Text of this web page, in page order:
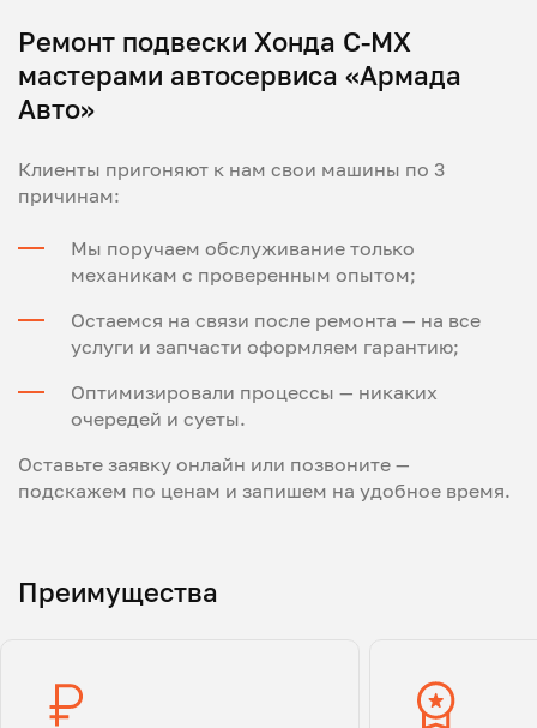
Ремонт подвески Хонда С-МХ
мастерами автосервиса «Армада
Авто»
Клиенты пригоняют к нам свои машины по 3
причинам:
Мы поручаем обслуживание только
механикам с проверенным опытом;
Остаемся на связи после ремонта — на все
услуги и запчасти оформляем гарантию;
Оптимизировали процессы — никаких
очередей и суеты.
Оставьте заявку онлайн или позвоните —
подскажем по ценам и запишем на удобное время.
Преимущества